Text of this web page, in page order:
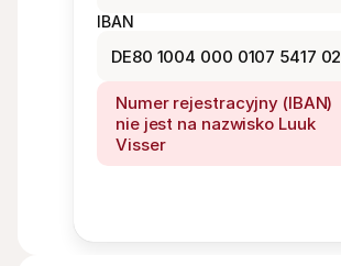
IBAN
DE80 1004 000 0107 5417 02
Numer rejestracyjny (IBAN)
nie jest na nazwisko Luuk
Visser